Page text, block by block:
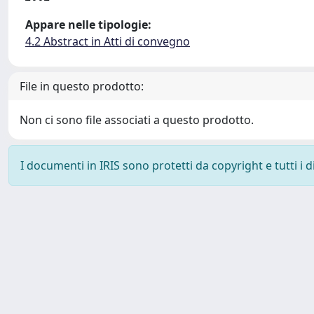
Appare nelle tipologie:
4.2 Abstract in Atti di convegno
File in questo prodotto:
Non ci sono file associati a questo prodotto.
I documenti in IRIS sono protetti da copyright e tutti i